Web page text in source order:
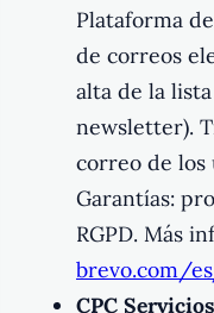
Plataforma
de correos
alta de la
newsletter).
correo de los
Garantías:
RGPD. Más
brevo.com/
CPC